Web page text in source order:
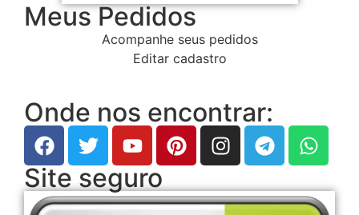
Meus Pedidos
Acompanhe seus pedidos
Editar cadastro
Onde nos encontrar:
Site seguro